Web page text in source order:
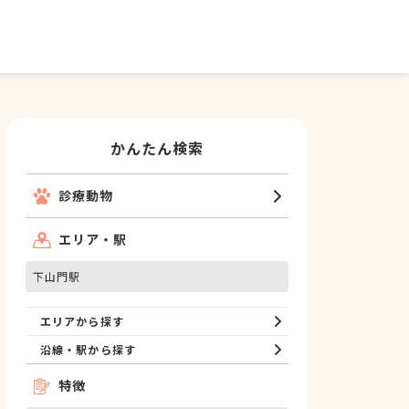
かんたん検索
診療動物
エリア・駅
下山門駅
エリアから探す
沿線・駅から探す
特徴